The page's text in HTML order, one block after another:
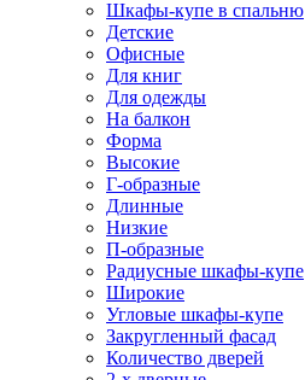
Шкафы-купе в спальню
Детские
Офисные
Для книг
Для одежды
На балкон
Форма
Высокие
Г-образные
Длинные
Низкие
П-образные
Радиусные шкафы-купе
Широкие
Угловые шкафы-купе
Закругленный фасад
Количество дверей